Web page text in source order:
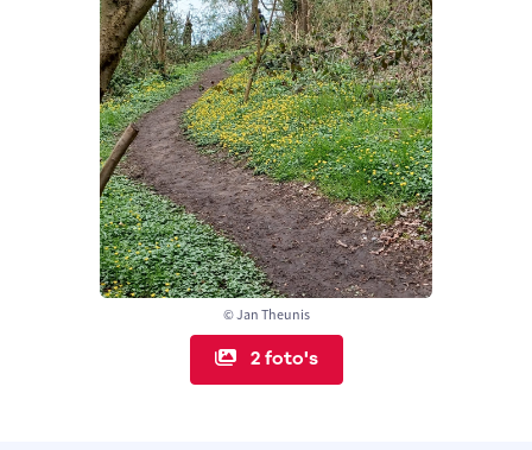
© Jan Theunis
2 foto's